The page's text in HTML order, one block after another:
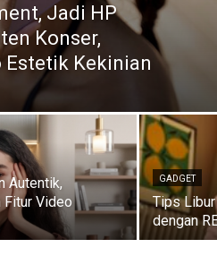
Jadi HP
Konser,
Estetik Kekinian
Autentik,
Fitur Video
GADGET
Tips
dengan